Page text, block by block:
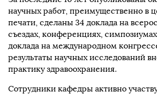
научных работ, преимущественно в
печати, сделаны 34 доклада на
съездах, конференциях,
доклада на международном
результаты научных исследований
практику здравоохранения.
Сотрудники кафедры активно